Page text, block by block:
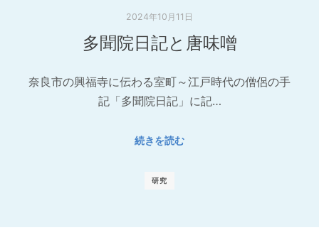
2024年10月11日
多聞院日記と唐味噌
奈良市の興福寺に伝わる室町～江戸時代の僧侶の手
記「多聞院日記」に記…
続きを読む
研究